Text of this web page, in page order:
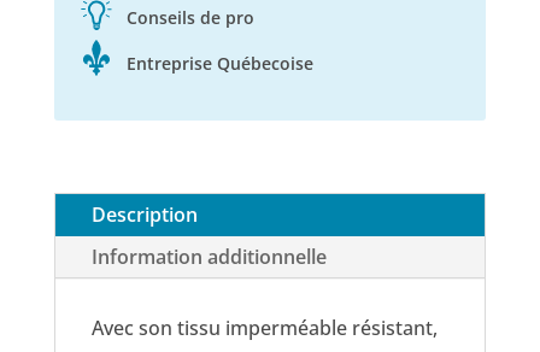
Litres
Conseils de pro
Entreprise Québecoise
Description
Information additionnelle
Avec son tissu imperméable résistant,